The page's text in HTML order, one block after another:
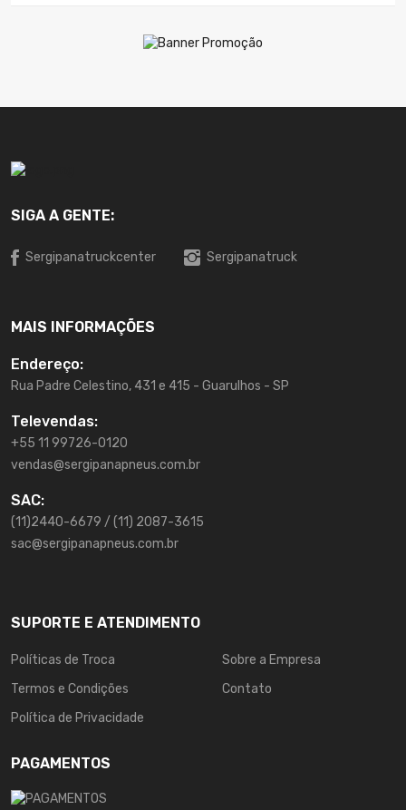
SIGA A GENTE:
Sergipanatruckcenter Sergipanatruck
MAIS INFORMAÇÕES
Endereço:
Rua Padre Celestino, 431 e 415 - Guarulhos - SP
Televendas:
+55 11 99726-0120
vendas@sergipanapneus.com.br
SAC:
(11)2440-6679 / (11) 2087-3615
sac@sergipanapneus.com.br
SUPORTE E ATENDIMENTO
Políticas de Troca
Termos e Condições
Política de Privacidade
Sobre a Empresa
Contato
PAGAMENTOS